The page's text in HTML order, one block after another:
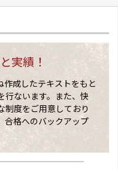
実績！
成したテキストをもと
行ないます。また、快
制度をご用意しており
合格へのバックアップ